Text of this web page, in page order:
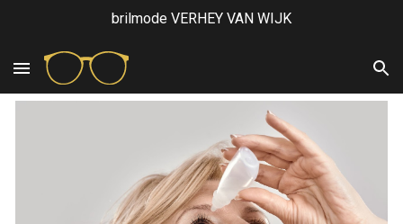
brilmode VERHEY VAN WIJK